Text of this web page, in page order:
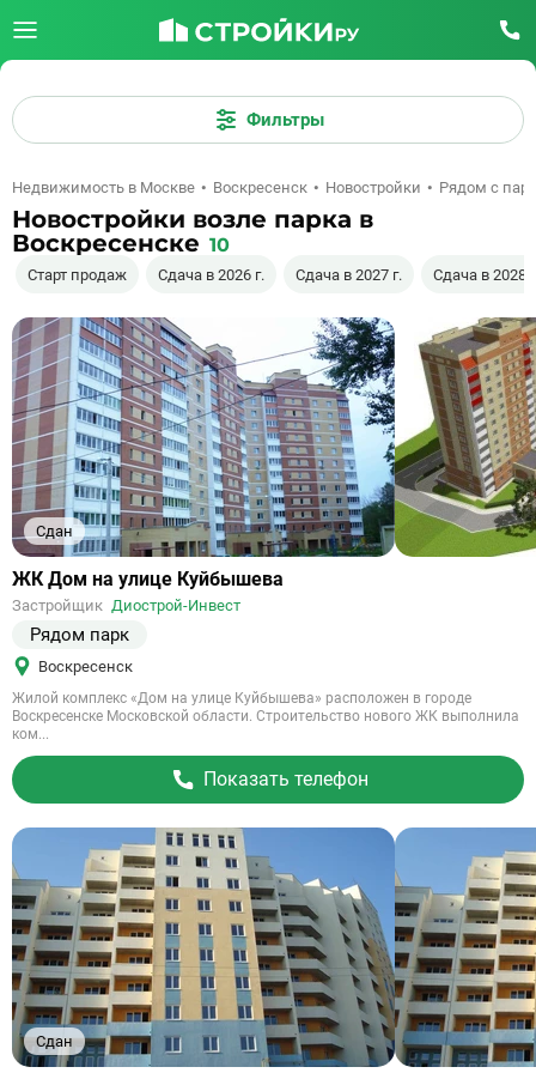
Фильтры
Недвижимость в Москве Воскресенск Новостройки Рядом с
Новостройки возле парка в
Воскресенске 10
Старт продаж Сдача в 2026 г. Сдача в 2027 г. Сдача в 2028
Сдан
Ссылка
объект
ЖК Дом на улице Куйбышева
Застройщик Диострой-Инвест
Рядом парк
Воскресенск
Жилой комплекс «Дом на улице Куйбышева» расположен в городе
Воскресенске Московской области. Строительство нового ЖК выполнила
ком...
Показать телефон
Сдан